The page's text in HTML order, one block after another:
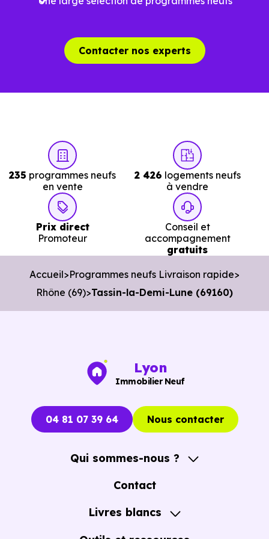
Dans un projet rapide, chaque visite inutile ou chaque
logements neufs en livraison immédiate à
Tassin-la-Demi-Lune (69160)
réellement disponibles.
Nos conseillers vous permettent de :
Cibler les bons biens dès le départ.
Éviter les annonces obsolètes.
Avancer rapidement dans les démarches.
L’objectif est de vous faire gagner du temps sans vous
Vous pouvez consulter dès maintenant nos
immobiliers neufs à Tassin-la-Demi-Lune (69160)
Contacter nos experts
235 programmes neufs
en vente
2 426 logements neufs
à vendre
Prix direct
Promoteur
Conseil et
accompagnement
gratuits
Accueil Programmes neufs Livraison rapide
Rhône (69) Tassin-la-Demi-Lune (69160)
Lyon
Immobilier Neuf
04 81 07 39 64 Nous contacter
Qui sommes-nous ?
A propos
Contact
Livres blancs
Guide de l'Achat immobilier neuf en VEFA